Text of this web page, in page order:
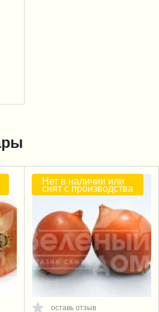
Нет в наличии или
снят с производства
оставь отзыв